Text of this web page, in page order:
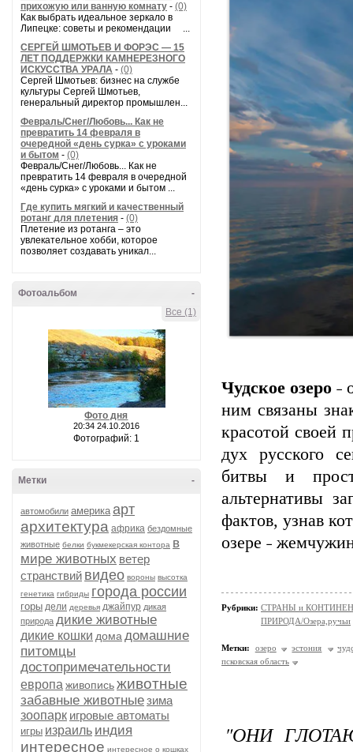
прихожую или ванную комнату - (0)
Как выбрать идеальное зеркало в
Липецке: советы и рекомендации ...
СЕРГЕЙ ШМОТЬЕВ И ФОРЭС — 15
ЛЕТ ПОДДЕРЖКИ КАМНЕРЕЗНОГО
ИСКУССТВА УРАЛА - (0)
Сергей Шмотьев: бизнес на службе
культуры Сергей Шмотьев,
генеральный директор промышлен...
Февраль/Снег/Любовь... Как не
превратить 14 февраля в
очередной «день сурка» с уроками
и бытом - (0)
Февраль/Снег/Любовь... Как не
превратить 14 февраля в очередной
«день сурка» с уроками и бытом ...
Где купить мягкий и качественный
ротанг для плетения - (0)
Плетение из ротанга – это
увлекательное хобби, которое
позволяет создавать уникал...
-
Фотоальбом
Все (1)
Фото дня
20:34 24.10.2016
Фотографий: 1
-
Метки
автомобили америка арт
архитектура африка бездомные
животные белки букмекерская контора в
мире животных ветер
странствий видео вороны высотка
генетика гибриды города россии
горы дели деревья джайпур дикая
природа дикие животные
дикие кошки дома домашние
питомцы
достопримечательности
европа живописьживотные
забавные животныезима
зоопарк игровые автоматы
игры израиль индия
интересное интересное о кошках
Чудское озеро ˗
ним связаны
красотой своей
дух русского
битвы и
альтернативы
фактов, узнав
озере ˗
Рубрики: СТРАНЫ и
ПРИРОДА/Озера,ручьи
Метки: озеро эстония
псковская область
"ОНИ